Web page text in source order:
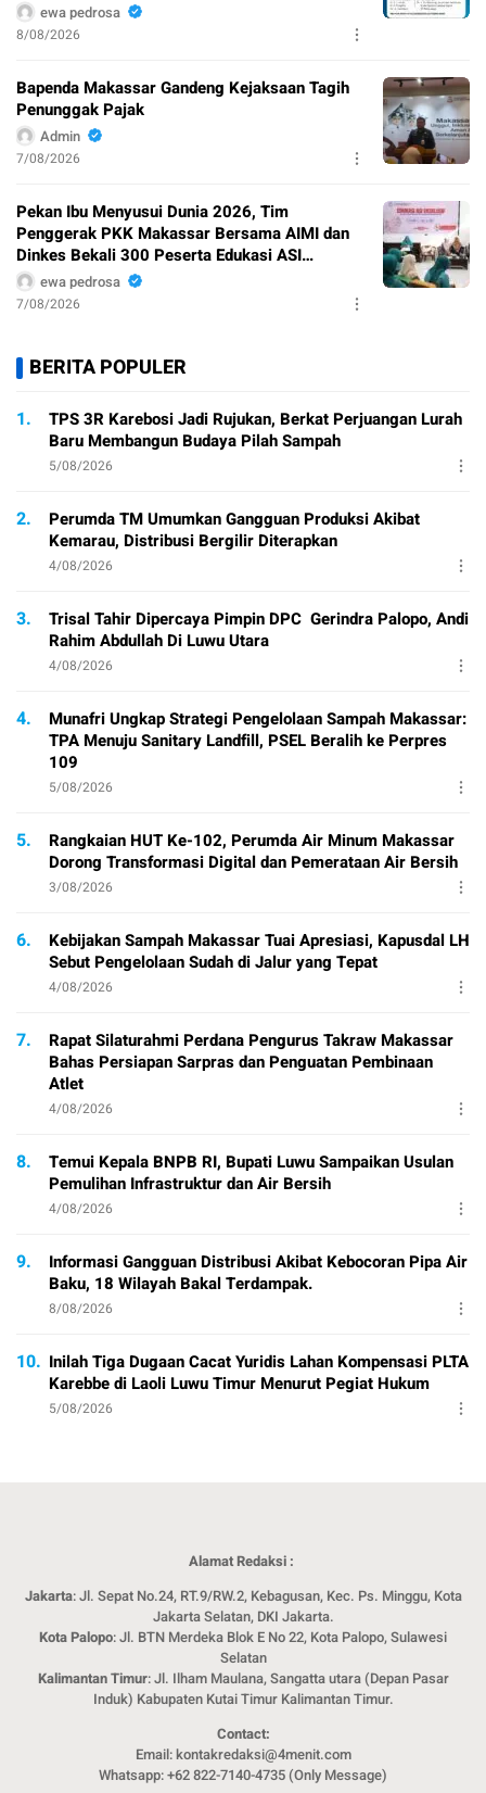
ewa pedrosa
8/08/2026
Bapenda Makassar Gandeng Kejaksaan Tagih
Penunggak Pajak
Admin
7/08/2026
Pekan Ibu Menyusui Dunia 2026, Tim
Penggerak PKK Makassar Bersama AIMI dan
Dinkes Bekali 300 Peserta Edukasi ASI
Eksklusif
ewa pedrosa
7/08/2026
BERITA POPULER
1.
TPS 3R Karebosi Jadi Rujukan, Berkat Perjuangan Lurah
Baru Membangun Budaya Pilah Sampah
5/08/2026
2.
Perumda TM Umumkan Gangguan Produksi Akibat
Kemarau, Distribusi Bergilir Diterapkan
4/08/2026
3.
Trisal Tahir Dipercaya Pimpin DPC Gerindra Palopo, Andi
Rahim Abdullah Di Luwu Utara
4/08/2026
4.
Munafri Ungkap Strategi Pengelolaan Sampah Makassar:
TPA Menuju Sanitary Landfill, PSEL Beralih ke Perpres
109
5/08/2026
5.
Rangkaian HUT Ke-102, Perumda Air Minum Makassar
Dorong Transformasi Digital dan Pemerataan Air Bersih
3/08/2026
6.
Kebijakan Sampah Makassar Tuai Apresiasi, Kapusdal LH
Sebut Pengelolaan Sudah di Jalur yang Tepat
4/08/2026
7.
Rapat Silaturahmi Perdana Pengurus Takraw Makassar
Bahas Persiapan Sarpras dan Penguatan Pembinaan
Atlet
4/08/2026
8.
Temui Kepala BNPB RI, Bupati Luwu Sampaikan Usulan
Pemulihan Infrastruktur dan Air Bersih
4/08/2026
9.
Informasi Gangguan Distribusi Akibat Kebocoran Pipa Air
Baku, 18 Wilayah Bakal Terdampak.
8/08/2026
10. Inilah Tiga Dugaan Cacat Yuridis Lahan Kompensasi PLTA
Karebbe di Laoli Luwu Timur Menurut Pegiat Hukum
5/08/2026
Alamat Redaksi :
Jakarta: Jl. Sepat No.24, RT.9/RW.2, Kebagusan, Kec. Ps. Minggu, Kota
Jakarta Selatan, DKI Jakarta.
Kota Palopo: Jl. BTN Merdeka Blok E No 22, Kota Palopo, Sulawesi
Selatan
Kalimantan Timur: Jl. Ilham Maulana, Sangatta utara (Depan Pasar
Induk) Kabupaten Kutai Timur Kalimantan Timur.
Contact:
Email: kontakredaksi@4menit.com
Whatsapp: +62 822-7140-4735 (Only Message)